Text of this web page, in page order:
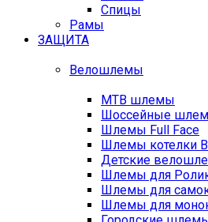
Спицы
Рамы
ЗАЩИТА
Велошлемы
MTB шлемы
Шоссейные
Шлемы Full Face
Шлемы котелки
Детские
Шлемы для
Шлемы для
Шлемы для